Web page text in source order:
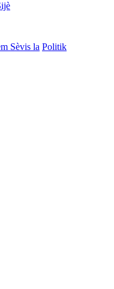
Sèvis la Politik